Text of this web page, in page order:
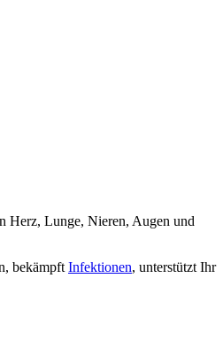
Herz, Lunge, Nieren, Augen und
bekämpft Infektionen, unterstützt Ihr